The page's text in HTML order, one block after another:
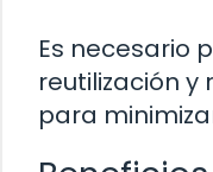
Es necesario
reutilización y
para